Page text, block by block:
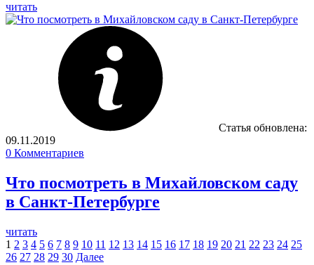
читать
Статья обновлена:
09.11.2019
0 Комментариев
Что посмотреть в Михайловском саду
в Санкт-Петербурге
читать
1 2 3 4 5 6 7 8 9 10 11 12 13 14 15 16 17 18 19 20 21 22 23 24 25
26 27 28 29 30 Далее